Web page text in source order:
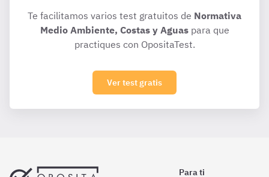
Te facilitamos varios test gratuitos de Normativa
Medio Ambiente, Costas y Aguaspara que
practiques con OpositaTest.
Ver test gratis
Para ti